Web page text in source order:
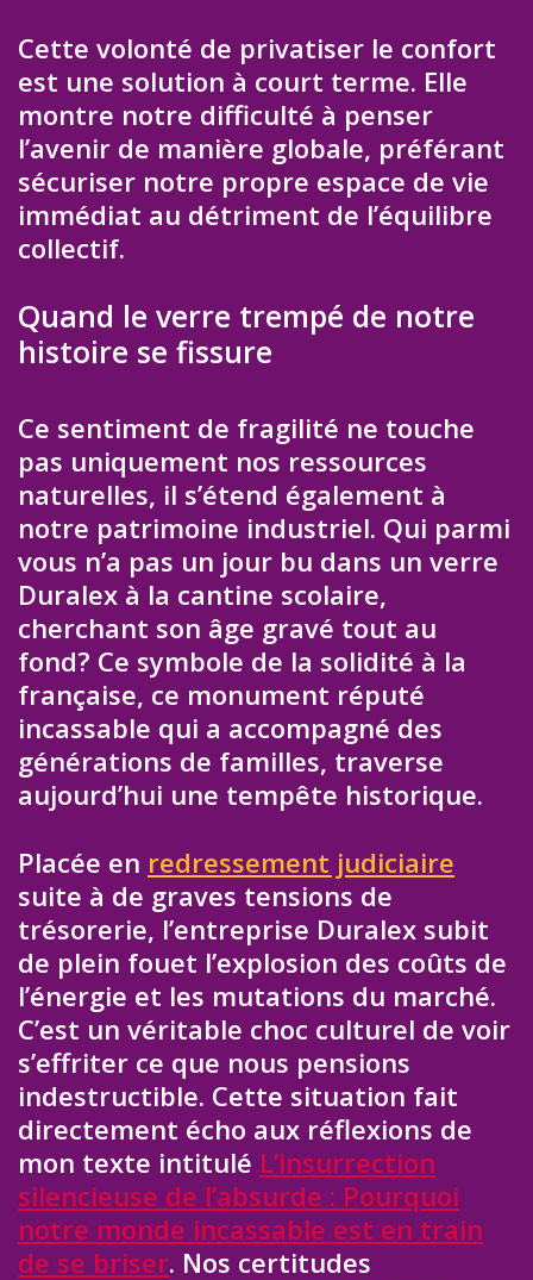
Cette volonté de privatiser le confort
est une solution à court terme. Elle
montre notre difficulté à penser
l’avenir de manière globale, préférant
sécuriser notre propre espace de vie
immédiat au détriment de l’équilibre
collectif.
Quand le verre trempé de notre
histoire se fissure
Ce sentiment de fragilité ne touche
pas uniquement nos ressources
naturelles, il s’étend également à
notre patrimoine industriel. Qui parmi
vous n’a pas un jour bu dans un verre
Duralex à la cantine scolaire,
cherchant son âge gravé tout au
fond? Ce symbole de la solidité à la
française, ce monument réputé
incassable qui a accompagné des
générations de familles, traverse
aujourd’hui une tempête historique.
Placée en redressement judiciaire
suite à de graves tensions de
trésorerie, l’entreprise Duralex subit
de plein fouet l’explosion des coûts de
l’énergie et les mutations du marché.
C’est un véritable choc culturel de voir
s’effriter ce que nous pensions
indestructible. Cette situation fait
directement écho aux réflexions de
mon texte intitulé L’insurrection
silencieuse de l’absurde : Pourquoi
notre monde incassable est en train
de se briser. Nos certitudes